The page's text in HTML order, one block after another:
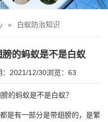
» 白蚁防治知识
的蚂蚁是不是白蚁
：2021/12/30浏览： 63
的蚂蚁是不是白蚁？
是有一部分是带翅膀的，是繁